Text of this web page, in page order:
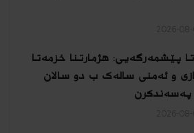
پێشمەرگەیی: هژمارتنا خزمەتا
و ئەمنی سالەک ب دو سالان
پەسەندكرن